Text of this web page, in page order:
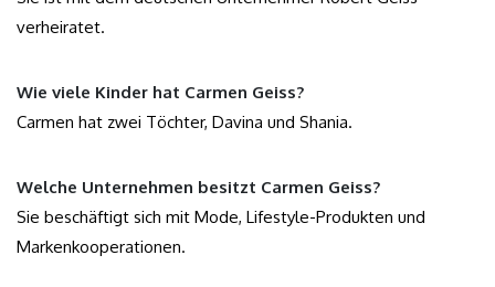
verheiratet.
Wie viele Kinder hat Carmen Geiss?
Carmen hat zwei Töchter, Davina und Shania.
Welche Unternehmen besitzt Carmen Geiss?
Sie beschäftigt sich mit Mode, Lifestyle-Produkten und
Markenkooperationen.